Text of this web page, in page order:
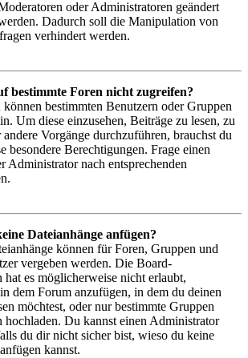
oder Administratoren geändert
Dadurch soll die Manipulation von
verhindert werden.
bestimmte Foren nicht zugreifen?
bestimmten Benutzern oder Gruppen
Um diese einzusehen, Beiträge zu lesen, zu
andere Vorgänge durchzuführen, brauchst du
besondere Berechtigungen. Frage einen
Administrator nach entsprechenden
Dateianhänge anfügen?
können für Foren, Gruppen und
vergeben werden. Die Board-
es möglicherweise nicht erlaubt,
dem Forum anzufügen, in dem du deinen
möchtest, oder nur bestimmte Gruppen
hochladen. Du kannst einen Administrator
du dir nicht sicher bist, wieso du keine
kannst.